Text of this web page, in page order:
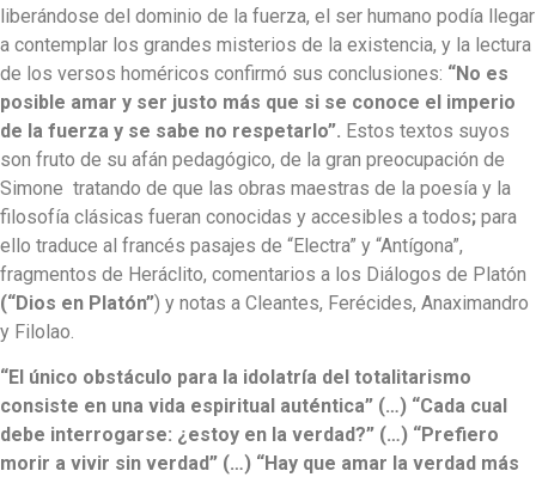
liberándose del dominio de la fuerza, el ser humano podía llegar
a contemplar los grandes misterios de la existencia, y la lectura
de los versos homéricos confirmó sus conclusiones: “No es
posible amar y ser justo más que si se conoce el imperio
de la fuerza y se sabe no respetarlo”. Estos textos suyos
son fruto de su afán pedagógico, de la gran preocupación de
Simone tratando de que las obras maestras de la poesía y la
filosofía clásicas fueran conocidas y accesibles a todos; para
ello traduce al francés pasajes de “Electra” y “Antígona”,
fragmentos de Heráclito, comentarios a los Diálogos de Platón
(“Dios en Platón”) y notas a Cleantes, Ferécides, Anaximandro
y Filolao.
“El único obstáculo para la idolatría del totalitarismo
consiste en una vida espiritual auténtica” (…) “Cada cual
debe interrogarse: ¿estoy en la verdad?” (…) “Prefiero
morir a vivir sin verdad” (…) “Hay que amar la verdad más